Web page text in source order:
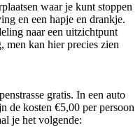
waar je kunt stoppen
en een hapje en drankje.
naar een uitzichtpunt
men kan hier precies zien
gratis. In een auto
de kosten €5,00 per persoon
je het volgende: